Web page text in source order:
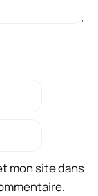
mon site dans